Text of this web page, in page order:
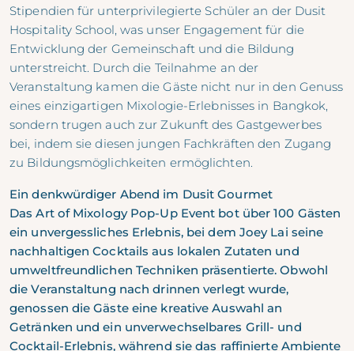
Stipendien für unterprivilegierte Schüler an der Dusit
Hospitality School, was unser Engagement für die
Entwicklung der Gemeinschaft und die Bildung
unterstreicht. Durch die Teilnahme an der
Veranstaltung kamen die Gäste nicht nur in den Genuss
eines einzigartigen Mixologie-Erlebnisses in Bangkok,
sondern trugen auch zur Zukunft des Gastgewerbes
bei, indem sie diesen jungen Fachkräften den Zugang
zu Bildungsmöglichkeiten ermöglichten.
Ein denkwürdiger Abend im Dusit Gourmet
Das Art of Mixology Pop-Up Event bot über 100 Gästen
ein unvergessliches Erlebnis, bei dem Joey Lai seine
nachhaltigen Cocktails aus lokalen Zutaten und
umweltfreundlichen Techniken präsentierte. Obwohl
die Veranstaltung nach drinnen verlegt wurde,
genossen die Gäste eine kreative Auswahl an
Getränken und ein unverwechselbares Grill- und
Cocktail-Erlebnis, während sie das raffinierte Ambiente